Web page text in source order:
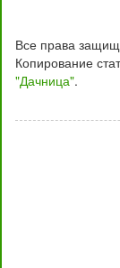
Все права
Копирование
"Дачница".